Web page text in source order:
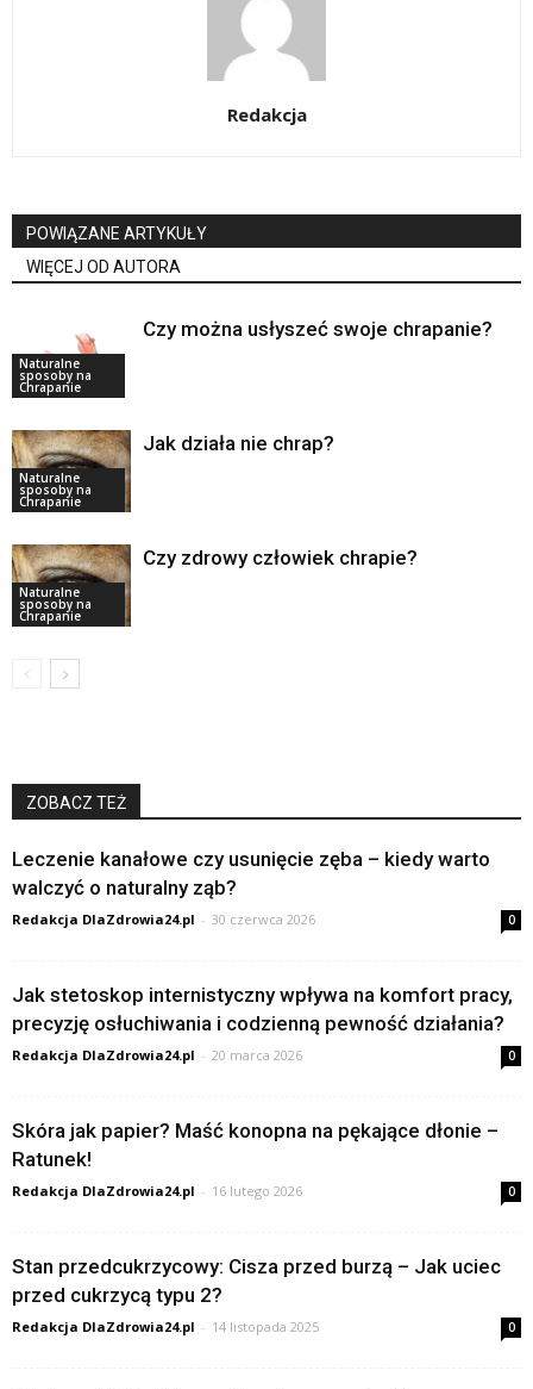
Redakcja
POWIĄZANE ARTYKUŁY
WIĘCEJ OD AUTORA
Naturalne
sposoby na
Chrapanie
Czy można usłyszeć swoje chrapanie?
Naturalne
sposoby na
Chrapanie
Jak działa nie chrap?
Naturalne
sposoby na
Chrapanie
Czy zdrowy człowiek chrapie?
ZOBACZ TEŻ
Leczenie kanałowe czy usunięcie zęba – kiedy warto
walczyć o naturalny ząb?
Redakcja DlaZdrowia24.pl - 30 czerwca 2026 0
Jak stetoskop internistyczny wpływa na komfort pracy,
precyzję osłuchiwania i codzienną pewność działania?
Redakcja DlaZdrowia24.pl - 20 marca 2026 0
Skóra jak papier? Maść konopna na pękające dłonie –
Ratunek!
Redakcja DlaZdrowia24.pl - 16 lutego 2026 0
Stan przedcukrzycowy: Cisza przed burzą – Jak uciec
przed cukrzycą typu 2?
Redakcja DlaZdrowia24.pl - 14 listopada 2025 0